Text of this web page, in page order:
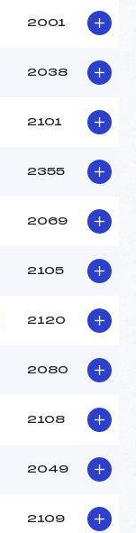
2001
2038
2101
2355
2069
2105
2120
2080
2108
2049
2109